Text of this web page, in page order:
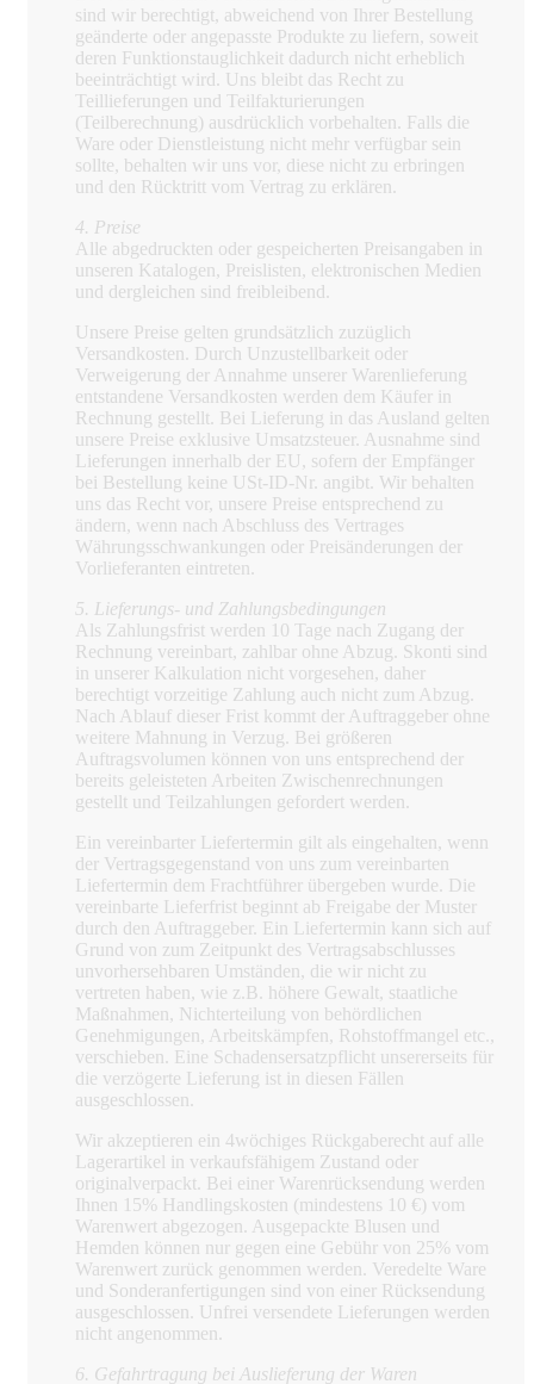
sind wir berechtigt, abweichend von Ihrer Bestellung
geänderte oder angepasste Produkte zu liefern, soweit
deren Funktionstauglichkeit dadurch nicht erheblich
beeinträchtigt wird. Uns bleibt das Recht zu
Teillieferungen und Teilfakturierungen
(Teilberechnung) ausdrücklich vorbehalten. Falls die
Ware oder Dienstleistung nicht mehr verfügbar sein
sollte, behalten wir uns vor, diese nicht zu erbringen
und den Rücktritt vom Vertrag zu erklären.
4. Preise
Alle abgedruckten oder gespeicherten Preisangaben in
unseren Katalogen, Preislisten, elektronischen Medien
und dergleichen sind freibleibend.
Unsere Preise gelten grundsätzlich zuzüglich
Versandkosten. Durch Unzustellbarkeit oder
Verweigerung der Annahme unserer Warenlieferung
entstandene Versandkosten werden dem Käufer in
Rechnung gestellt. Bei Lieferung in das Ausland gelten
unsere Preise exklusive Umsatzsteuer. Ausnahme sind
Lieferungen innerhalb der EU, sofern der Empfänger
bei Bestellung keine USt-ID-Nr. angibt. Wir behalten
uns das Recht vor, unsere Preise entsprechend zu
ändern, wenn nach Abschluss des Vertrages
Währungsschwankungen oder Preisänderungen der
Vorlieferanten eintreten.
5. Lieferungs- und Zahlungsbedingungen
Als Zahlungsfrist werden 10 Tage nach Zugang der
Rechnung vereinbart, zahlbar ohne Abzug. Skonti sind
in unserer Kalkulation nicht vorgesehen, daher
berechtigt vorzeitige Zahlung auch nicht zum Abzug.
Nach Ablauf dieser Frist kommt der Auftraggeber ohne
weitere Mahnung in Verzug. Bei größeren
Auftragsvolumen können von uns entsprechend der
bereits geleisteten Arbeiten Zwischenrechnungen
gestellt und Teilzahlungen gefordert werden.
Ein vereinbarter Liefertermin gilt als eingehalten, wenn
der Vertragsgegenstand von uns zum vereinbarten
Liefertermin dem Frachtführer übergeben wurde. Die
vereinbarte Lieferfrist beginnt ab Freigabe der Muster
durch den Auftraggeber. Ein Liefertermin kann sich auf
Grund von zum Zeitpunkt des Vertragsabschlusses
unvorhersehbaren Umständen, die wir nicht zu
vertreten haben, wie z.B. höhere Gewalt, staatliche
Maßnahmen, Nichterteilung von behördlichen
Genehmigungen, Arbeitskämpfen, Rohstoffmangel etc.,
verschieben. Eine Schadensersatzpflicht unsererseits für
die verzögerte Lieferung ist in diesen Fällen
ausgeschlossen.
Wir akzeptieren ein 4wöchiges Rückgaberecht auf alle
Lagerartikel in verkaufsfähigem Zustand oder
originalverpackt. Bei einer Warenrücksendung werden
Ihnen 15% Handlingskosten (mindestens 10 €) vom
Warenwert abgezogen. Ausgepackte Blusen und
Hemden können nur gegen eine Gebühr von 25% vom
Warenwert zurück genommen werden. Veredelte Ware
und Sonderanfertigungen sind von einer Rücksendung
ausgeschlossen. Unfrei versendete Lieferungen werden
nicht angenommen.
6. Gefahrtragung bei Auslieferung der Waren